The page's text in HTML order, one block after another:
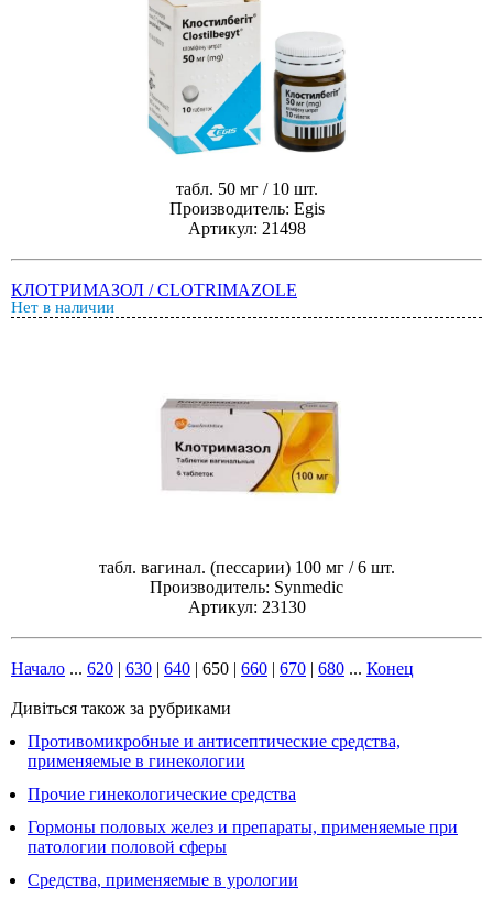
табл. 50 мг / 10 шт.
Производитель: Egis
Артикул: 21498
КЛОТРИМАЗОЛ / CLOTRIMAZOLE
Нет в наличии
табл. вагинал. (пессарии) 100 мг / 6 шт.
Производитель: Synmedic
Артикул: 23130
Начало ... 620 | 630 | 640 | 650 | 660 | 670 | 680 ... Конец
Дивіться також за рубриками
Противомикробные и антисептические средства,
применяемые в гинекологии
Прочие гинекологические средства
Гормоны половых желез и препараты, применяемые при
патологии половой сферы
Средства, применяемые в урологии